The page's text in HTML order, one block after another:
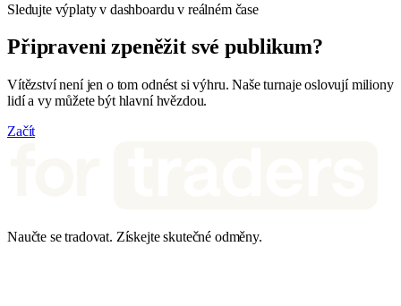
Sledujte výplaty v dashboardu v reálném čase
Připraveni zpeněžit své publikum?
Vítězství není jen o tom odnést si výhru. Naše turnaje oslovují miliony
lidí a vy můžete být hlavní hvězdou.
Začít
Naučte se tradovat. Získejte skutečné odměny.